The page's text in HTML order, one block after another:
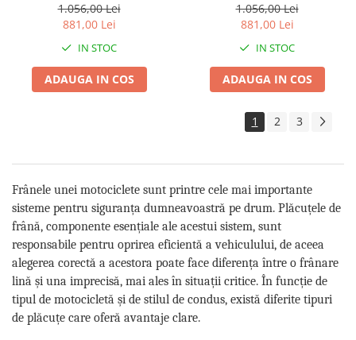
1.056,00 Lei
881,00 Lei
IN STOC
ADAUGA IN COS
1.056,00 Lei
881,00 Lei
IN STOC
ADAUGA IN COS
1 2 3
Frânele unei motociclete sunt printre cele mai importante
sisteme pentru siguranța dumneavoastră pe drum. Plăcuțele de
frână, componente esențiale ale acestui sistem, sunt
responsabile pentru oprirea eficientă a vehiculului, de aceea
alegerea corectă a acestora poate face diferența între o frânare
lină și una imprecisă, mai ales în situații critice. În funcție de
tipul de motocicletă și de stilul de condus, există diferite tipuri
de plăcuțe care oferă avantaje clare.